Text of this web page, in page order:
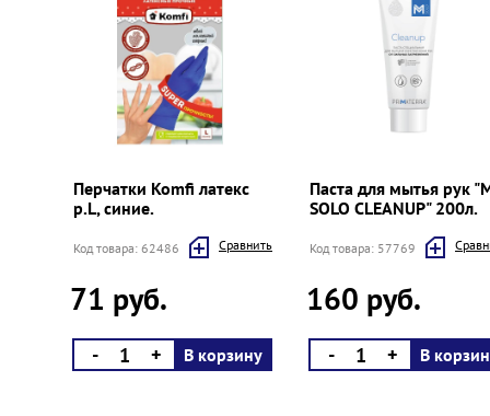
Перчатки Komfi латекс
р.L, синие.
Код товара: 62486 Cравнить
71 руб.
- + В корзину
Паста для мытья рук
SOLO CLEANUP" 200л.
Код товара: 57769
160 руб.
- + В